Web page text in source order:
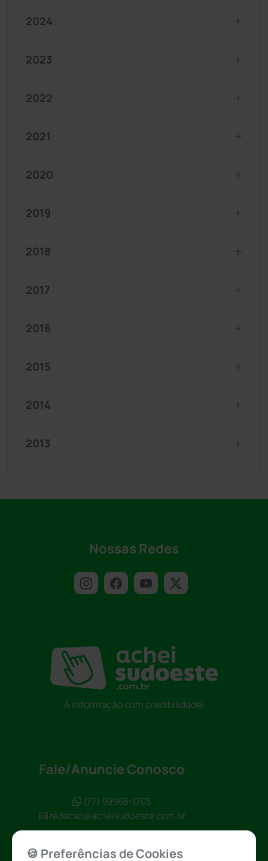
2024
2023
2022
2021
2020
2019
2018
2017
2016
2015
2014
2013
Nossas Redes
A informação com credibilidade!
Fale/Anuncie Conosco
(77) 99968-1705
redacao@acheisudoeste.com.br
🍪 Preferências de Cookies